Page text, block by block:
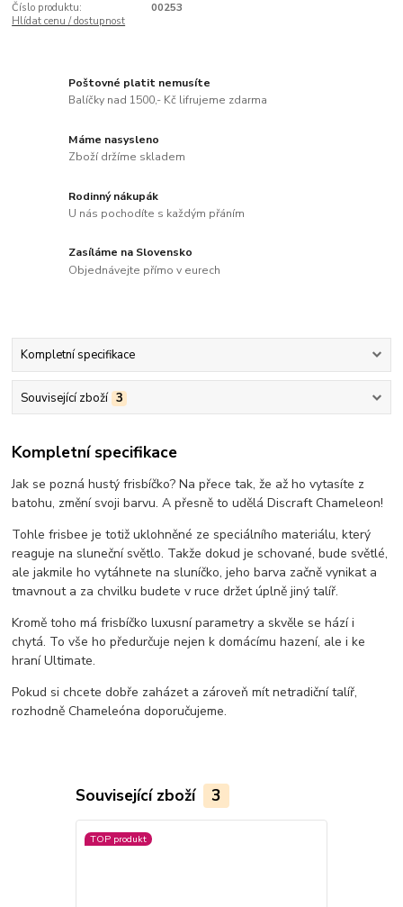
Číslo produktu:
00253
Hlídat cenu / dostupnost
Poštovné platit nemusíte
Balíčky nad 1500,- Kč lifrujeme zdarma
Máme nasysleno
Zboží držíme skladem
Rodinný nákupák
U nás pochodíte s každým přáním
Zasíláme na Slovensko
Objednávejte přímo v eurech
Kompletní specifikace
Související zboží 3
Kompletní specifikace
Jak se pozná hustý frisbíčko? Na přece tak, že až ho vytasíte z
batohu, změní svoji barvu. A přesně to udělá Discraft Chameleon!
Tohle frisbee je totiž uklohněné ze speciálního materiálu, který
reaguje na sluneční světlo. Takže dokud je schované, bude světlé,
ale jakmile ho vytáhnete na sluníčko, jeho barva začně vynikat a
tmavnout a za chvilku budete v ruce držet úplně jiný talíř.
Kromě toho má frisbíčko luxusní parametry a skvěle se hází i
chytá. To vše ho předurčuje nejen k domácímu hazení, ale i ke
hraní Ultimate.
Pokud si chcete dobře zaházet a zároveň mít netradiční talíř,
rozhodně Chameleóna doporučujeme.
Související zboží 3
TOP produkt